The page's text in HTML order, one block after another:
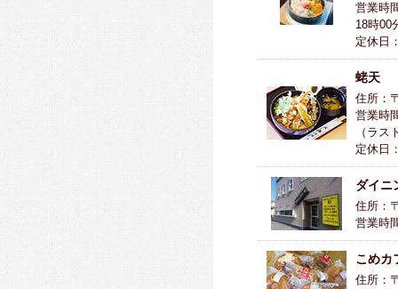
営業時
18時00
定休日
蛯天
住所：
営業時
（ラス
定休日
ダイニ
住所：
営業時
こめ
住所：